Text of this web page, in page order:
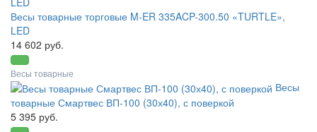
Весы товарные торговые M-ER 335ACP-300.50 «TURTLE»,
LED
14 602 руб.
Весы товарные
Весы
товарные Смартвес ВП-100 (30х40), с поверкой
5 395 руб.